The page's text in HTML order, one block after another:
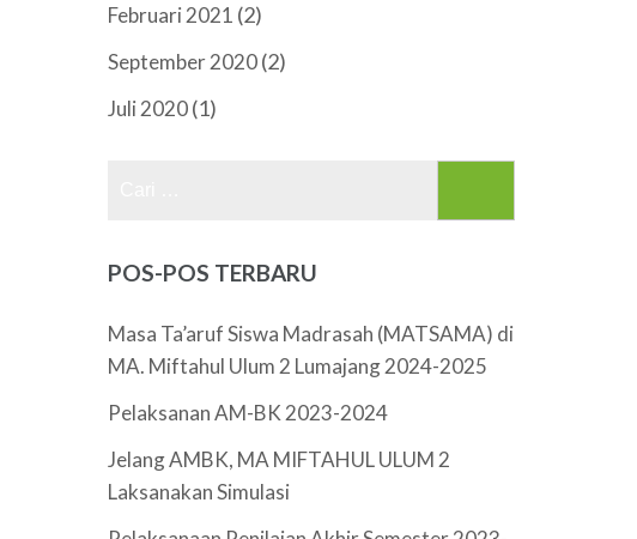
Februari 2021 (2)
September 2020(2)
Juli 2020(1)
POS-POS TERBARU
Masa Ta’aruf Siswa Madrasah (MATSAMA) di
MA. Miftahul Ulum 2 Lumajang 2024-2025
Pelaksanan AM-BK 2023-2024
Jelang AMBK, MA MIFTAHUL ULUM 2
Laksanakan Simulasi